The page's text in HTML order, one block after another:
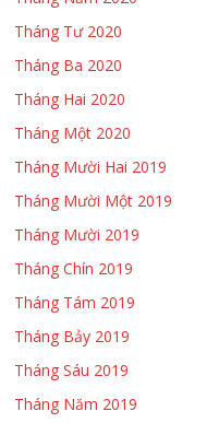
Tháng Tư 2020
Tháng Ba 2020
Tháng Hai 2020
Tháng Một 2020
Tháng Mười Hai 2019
Tháng Mười Một 2019
Tháng Mười 2019
Tháng Chín 2019
Tháng Tám 2019
Tháng Bảy 2019
Tháng Sáu 2019
Tháng Năm 2019